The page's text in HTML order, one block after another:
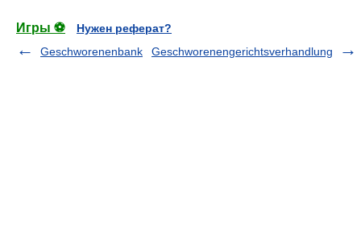
Игры ⚽
Нужен реферат?
Geschworenenbank
Geschworenengerichtsverhandlung